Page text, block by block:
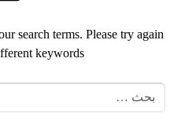
search terms. Please try again
keywords.